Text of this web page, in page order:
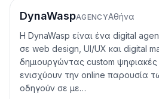
DynaWaspAGENCYΑθήνα
Η DynaWasp είναι ένα digital
σε web design, UI/UX και digital
δημιουργώντας custom ψηφιακές
ενισχύουν την online παρουσία
οδηγούν σε με…